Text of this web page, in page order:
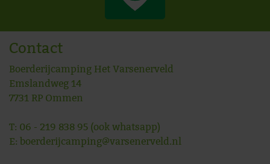
Contact
Boerderijcamping Het Varsenerveld
Emslandweg 14
7731 RP Ommen
T: 06 - 219 838 95 (ook whatsapp)
E: boerderijcamping@varsenerveld.nl